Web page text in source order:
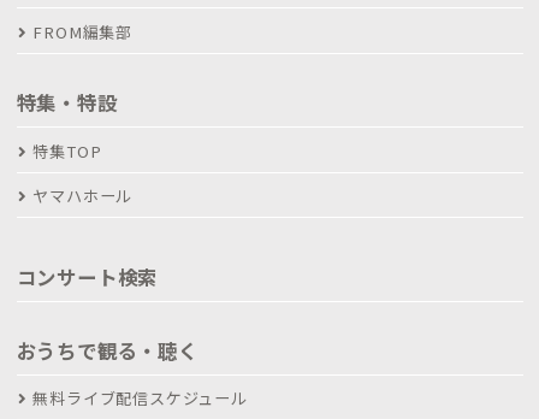
FROM編集部
特集・特設
特集TOP
ヤマハホール
コンサート検索
おうちで観る・聴く
無料ライブ配信スケジュール